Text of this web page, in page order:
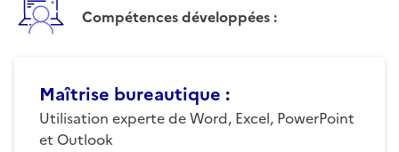
Compétences développées :
Maîtrise bureautique :
Utilisation experte de Word, Excel, PowerPoint
et Outlook